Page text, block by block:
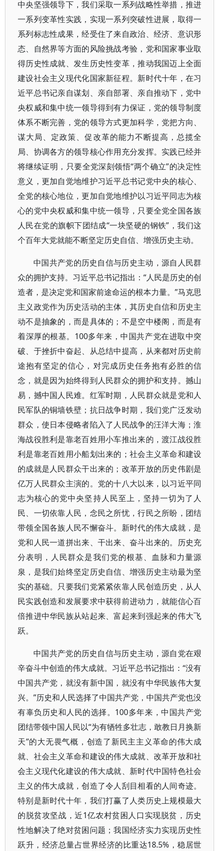
中央坚强领导下，我们采取一系列战略性举措，推进
一系列变革性实践，实现一系列突破性进展，取得一
系列标志性成果，经受住了来自政治、经济、意识形
态、自然界等方面的风险挑战考验，党和国家事业取
得历史性成就、发生历史性变革，推动我国迈上全面
建设社会主义现代化国家新征程。新时代十年，在习
近平总书记亲自谋划、亲自部署、亲自推动下，党中
央权威和集中统一领导得到有力保证，党的领导制度
体系不断完善，党的领导方式更加科学，党把方向、
谋大局、定政策、促改革的能力不断提高，总揽全
局、协调各方的领导核心作用充分发挥。实践已经并
将继续证明，只要全党深刻领悟“两个确立”的决定性
意义，更加自觉地维护习近平总书记党中央的核心、
全党的核心地位，更加自觉地维护以习近平同志为核
心的党中央权威和集中统一领导，只要全党全国各族
人民在党的旗帜下团结成“一块坚硬的钢铁”，我们这
个百年大党就能不断坚定历史自信、增强历史主动。
中国共产党的历史自信与历史主动，源自人民群
众的拥护支持。习近平总书记指出：“人民是历史的创
造者，是决定党和国家前途命运的根本力量。”马克思
主义政党作为历史活动的主体，其历史自信和历史主
动不是抽象的，而是具体的；不是空中楼阁，而是有
着深厚的根基。100多年来，中国共产党在进取中突
破、于挫折中奋起、从总结中提高，从来都对历史前
途抱有坚定的信心，对完成历史任务抱有必胜的信
念，就是因为始终得到人民群众的拥护和支持。撼山
易，撼中国人民难。红军时期，人民群众就是党和人
民军队的铜墙铁壁；抗日战争时期，我们党广泛发动
群众，使日本侵略者陷入了人民战争的汪洋大海；淮
海战役胜利是靠老百姓用小车推出来的，渡江战役胜
利是靠老百姓用小船划出来的；社会主义革命和建设
的成就是人民群众干出来的；改革开放的历史伟剧是
亿万人民群众主演的。党的十八大以来，以习近平同
志为核心的党中央坚持人民至上，坚持一切为了人
民、一切依靠人民，念民之所忧，行民之所盼，团结
带领全国各族人民不懈奋斗。新时代的伟大成就，是
党和人民一道拼出来、干出来、奋斗出来的。历史充
分表明，人民群众是我们党的根基、血脉和力量源
泉，是我们始终坚定历史自信、增强历史主动最为坚
实的基础。只要我们党紧紧依靠人民创造历史，从人
民实践创造和发展要求中获得前进动力，就能信心百
倍推进中华民族从站起来、富起来到强起来的伟大飞
跃。
中国共产党的历史自信与历史主动，源自党在艰
辛奋斗中创造的伟大成就。习近平总书记指出：“没有
中国共产党，就没有新中国，就没有中华民族伟大复
兴。”历史和人民选择了中国共产党，中国共产党也没
有辜负历史和人民的选择。100多年来，中国共产党
团结带领中国人民以“为有牺牲多壮志，敢教日月换新
天”的大无畏气概，创造了新民主主义革命的伟大成
就、社会主义革命和建设的伟大成就、改革开放和社
会主义现代化建设的伟大成就、新时代中国特色社会
主义的伟大成就，创造了令人刮目相看的人间奇迹。
特别是新时代十年，我们打赢了人类历史上规模最大
的脱贫攻坚战，近1亿农村贫困人口实现脱贫，历史
性地解决了绝对贫困问题；我国经济实力实现历史性
跃升，经济总量占世界经济的比重达18.5%，稳居世